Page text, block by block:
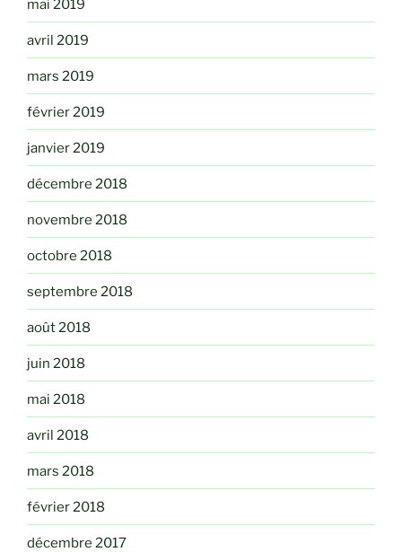
mai 2019
avril 2019
mars 2019
février 2019
janvier 2019
décembre 2018
novembre 2018
octobre 2018
septembre 2018
août 2018
juin 2018
mai 2018
avril 2018
mars 2018
février 2018
décembre 2017